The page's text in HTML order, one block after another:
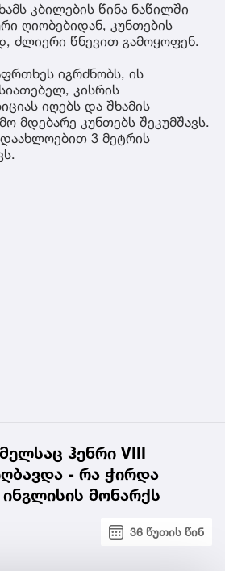
კბილების წინა ნაწილში
ღიობებიდან, კუნთების
ძლიერი წნევით გამოყოფენ.
იგრძნობს, ის
კისრის
იღებს და შხამის
მდებარე კუნთებს შეკუმშავს.
3 მეტრის
ჰენრი VIII
- რა ჭირდა
მონარქს
36 წუთის წინ